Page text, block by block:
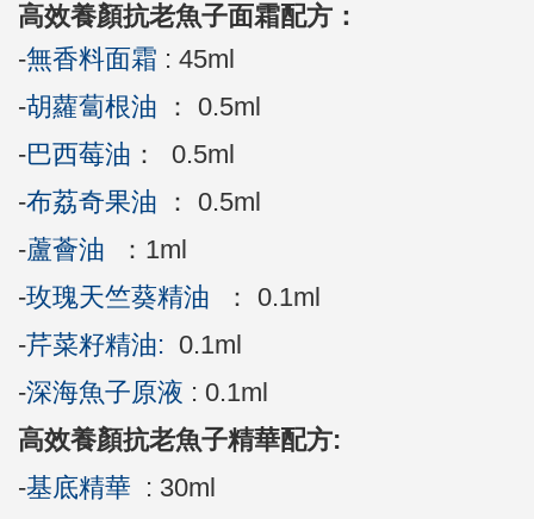
高效養顏抗老魚子面霜配方：
-無香料面霜 : 45ml
-胡蘿蔔根油 ： 0.5ml
-巴西莓油 ： 0.5ml
-布荔奇果油
： 0.5ml
-蘆薈油 ：1ml
-玫瑰天竺葵精油
： 0.1ml
-芹菜籽精油: 0.1ml
-深海魚子原液 : 0.1ml
高效養顏抗老魚子精華配方:
-基底精華 : 30ml